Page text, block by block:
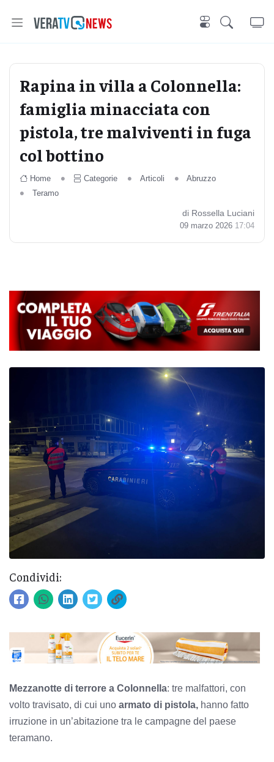
Rapina in villa a Colonnella:
famiglia minacciata con
pistola, tre malviventi in fuga
col bottino
Home Categorie Articoli
Abruzzo
Teramo
di Rossella Luciani
09 marzo 2026 17:04
Condividi:
Mezzanotte di terrore a Colonnella: tre malfattori, con
volto travisato, di cui uno armato di pistola, hanno fatto
irruzione in un’abitazione tra le campagne del paese
teramano.